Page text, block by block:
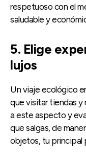
respetuoso con el
saludable y
5. Elige
lujos
Un viaje ecológico
que visitar tiendas y
a este aspecto y
que salgas, de
objetos, tu principal